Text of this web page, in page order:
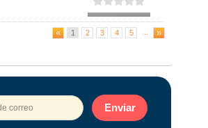
1 2 3 4 5
Enviar